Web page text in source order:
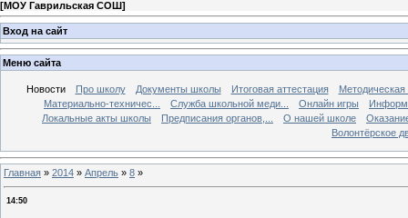
[МОУ Гаврильская СОШ]
Вход на сайт
Меню сайта
Новости Про школу Документы школы Итоговая аттестация
Методическая
Материально-техничес...
Служба школьной меди... Онлайн игры
Локальные акты школы
Предписания органов,... О нашей школе
Волонтёрское
Главная » 2014 » Апрель » 8 »
14:50